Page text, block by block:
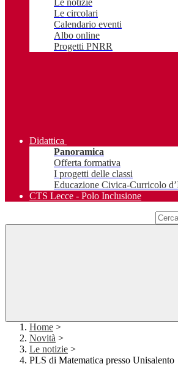
Le notizie
Le circolari
Calendario eventi
Albo online
Progetti PNRR
Didattica
Panoramica
Offerta formativa
I progetti delle classi
Educazione Civica-Curricolo
CTS Lecce - Polo Inclusione
Home >
Novità >
Le notizie >
PLS di Matematica presso Unisalento